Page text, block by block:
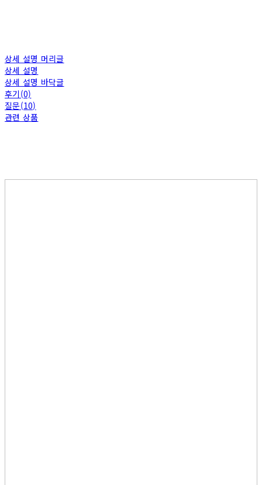
상세 설명 머리글
상세 설명
상세 설명 바닥글
후기(0)
질문(10)
관련 상품